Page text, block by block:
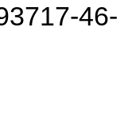
46-